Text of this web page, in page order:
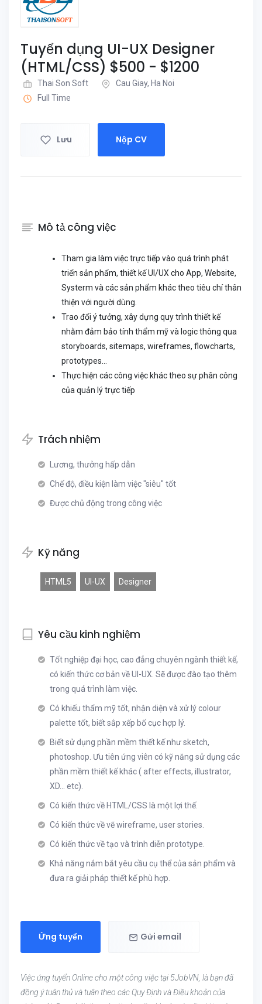
Tuyển dụng UI-UX Designer
(HTML/CSS) $500 - $1200
Thai Son Soft
Cau Giay, Ha Noi
Full Time
Lưu Nộp CV
Mô tả công việc
Tham gia làm việc trực tiếp vào quá trình phát
triển sản phẩm, thiết kế UI/UX cho App, Website,
Systerm và các sản phẩm khác theo tiêu chí thân
thiện với người dùng.
Trao đổi ý tưởng, xây dựng quy trình thiết kế
nhằm đảm bảo tính thẩm mỹ và logic thông qua
storyboards, sitemaps, wireframes, flowcharts,
prototypes…
Thực hiện các công việc khác theo sự phân công
của quản lý trực tiếp
Trách nhiệm
Lương, thưởng hấp dẫn
Chế độ, điều kiện làm việc "siêu" tốt
Được chủ động trong công việc
Kỹ năng
HTML5 UI-UX Designer
Yêu cầu kinh nghiệm
Tốt nghiệp đại học, cao đẳng chuyên ngành thiết kế,
có kiến thức cơ bản về UI-UX. Sẽ được đào tạo thêm
trong quá trình làm việc.
Có khiếu thẩm mỹ tốt, nhận diện và xử lý colour
palette tốt, biết sắp xếp bố cục hợp lý.
Biết sử dụng phần mềm thiết kế như sketch,
photoshop. Ưu tiên ứng viên có kỹ năng sử dụng các
phần mềm thiết kế khác ( after effects, illustrator,
XD... etc).
Có kiến thức về HTML/CSS là một lợi thế.
Có kiến thức về vẽ wireframe, user stories.
Có kiến thức về tạo và trình diễn prototype.
Khả năng nắm bắt yêu cầu cụ thể của sản phẩm và
đưa ra giải pháp thiết kế phù hợp.
Ứng tuyển Gửi email
Việc ứng tuyển Online cho một công việc tại 5JobVN, là bạn đã
đồng ý tuân thủ và tuân theo các Quy Định và Điều khoản của